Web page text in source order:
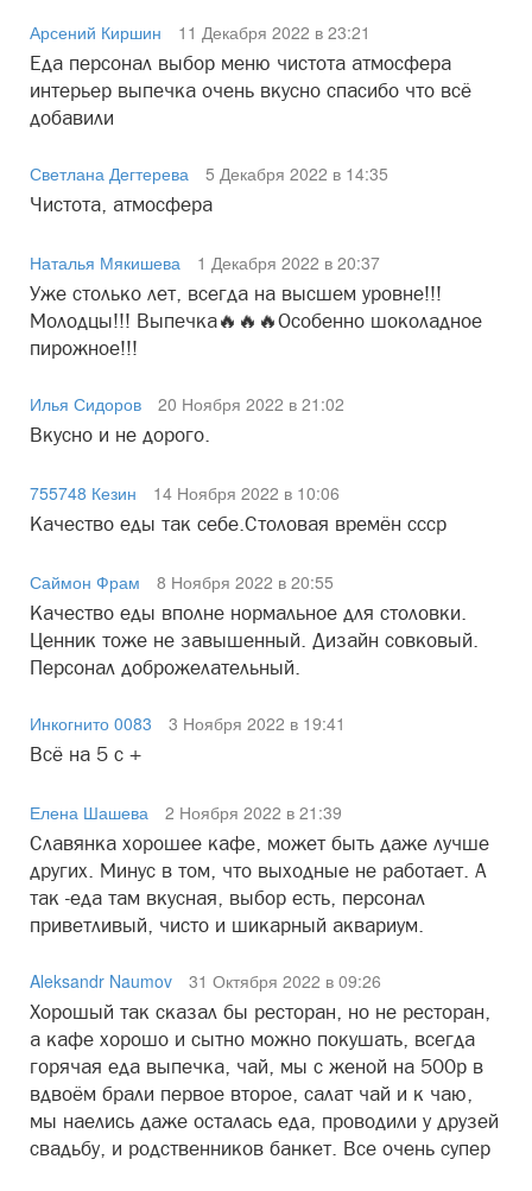
Арсений Киршин
11 Декабря 2022 в 23:21
Еда персонал выбор меню чистота атмосфера
интерьер выпечка очень вкусно спасибо что всё
добавили
Светлана Дегтерева
5 Декабря 2022 в 14:35
Чистота, атмосфера
Наталья Мякишева
1 Декабря 2022 в 20:37
Уже столько лет, всегда на высшем уровне!!!
Молодцы!!! Выпечка🔥🔥🔥Особенно шоколадное
пирожное!!!
Илья Сидоров
20 Ноября 2022 в 21:02
Вкусно и не дорого.
755748 Кезин
14 Ноября 2022 в 10:06
Качество еды так себе.Столовая времён ссср
Саймон Фрам
8 Ноября 2022 в 20:55
Качество еды вполне нормальное для столовки.
Ценник тоже не завышенный. Дизайн совковый.
Персонал доброжелательный.
Инкогнито 0083
3 Ноября 2022 в 19:41
Всё на 5 с +
Елена Шашева
2 Ноября 2022 в 21:39
Славянка хорошее кафе, может быть даже лучше
других. Минус в том, что выходные не работает. А
так -еда там вкусная, выбор есть, персонал
приветливый, чисто и шикарный аквариум.
Aleksandr Naumov
31 Октября 2022 в 09:26
Хорошый так сказал бы ресторан, но не ресторан,
а кафе хорошо и сытно можно покушать, всегда
горячая еда выпечка, чай, мы с женой на 500р в
вдвоём брали первое второе, салат чай и к чаю,
мы наелись даже осталась еда, проводили у друзей
свадьбу, и родственников банкет. Все очень супер